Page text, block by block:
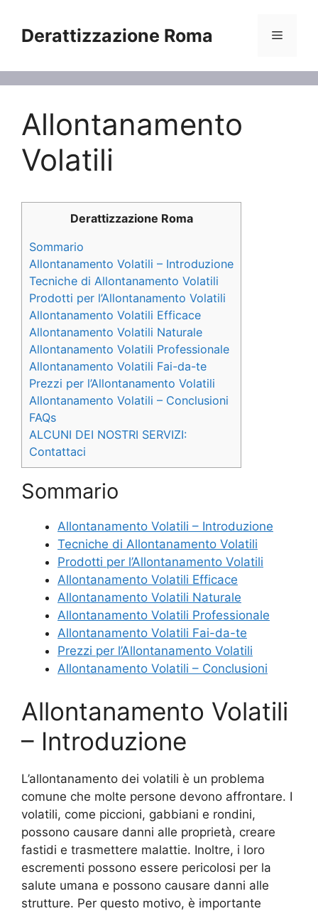
contenuto
Derattizzazione Roma Menu
Allontanamento
Volatili
Derattizzazione Roma
Sommario
Allontanamento Volatili – Introduzione
Tecniche di Allontanamento Volatili
Prodotti per l’Allontanamento Volatili
Allontanamento Volatili Efficace
Allontanamento Volatili Naturale
Allontanamento Volatili Professionale
Allontanamento Volatili Fai-da-te
Prezzi per l’Allontanamento Volatili
Allontanamento Volatili – Conclusioni
FAQs
ALCUNI DEI NOSTRI SERVIZI:
Contattaci
Sommario
Allontanamento Volatili – Introduzione
Tecniche di Allontanamento Volatili
Prodotti per l’Allontanamento Volatili
Allontanamento Volatili Efficace
Allontanamento Volatili Naturale
Allontanamento Volatili Professionale
Allontanamento Volatili Fai-da-te
Prezzi per l’Allontanamento Volatili
Allontanamento Volatili – Conclusioni
Allontanamento Volatili
– Introduzione
L’allontanamento dei volatili è un problema
comune che molte persone devono affrontare. I
volatili, come piccioni, gabbiani e rondini,
possono causare danni alle proprietà, creare
fastidi e trasmettere malattie. Inoltre, i loro
escrementi possono essere pericolosi per la
salute umana e possono causare danni alle
strutture. Per questo motivo, è importante